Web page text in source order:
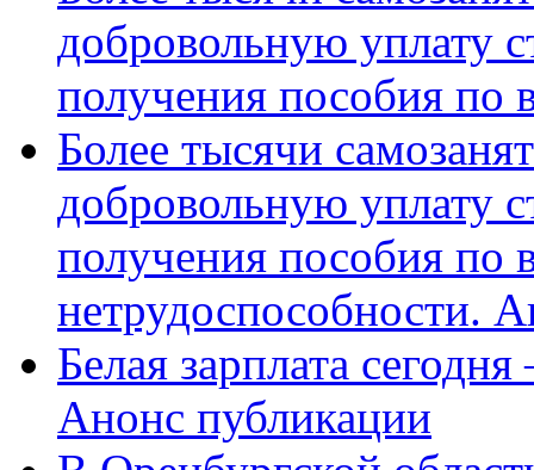
добровольную уплату
получения пособия по
Более тысячи
добровольную уплату
получения пособия по
нетрудоспособности.
Белая зарплата
Анонс публикации